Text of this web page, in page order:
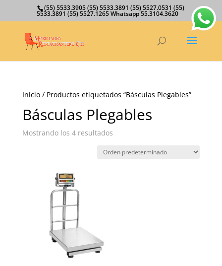
(55) 5533.3905 (55) 5533.3891 (55) 5527.0531 (55)
5533.3891 (55) 5527.1265 Whatsapp 55.3104.3620
Inicio/ Productos etiquetados “Básculas Plegables”
Básculas Plegables
Mostrando los 4 resultados